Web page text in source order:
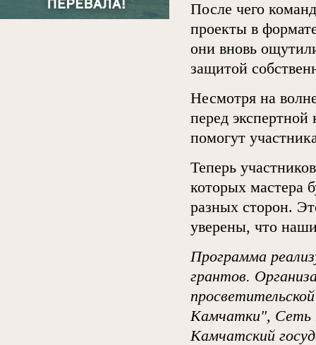
После чего
проекты в
они вновь
защитой
Несмотря на
перед
помогут
Теперь
которых мастера
разных сторон.
уверены, что
Программа
грантов.
Камчатки", Сеть
Камчатский